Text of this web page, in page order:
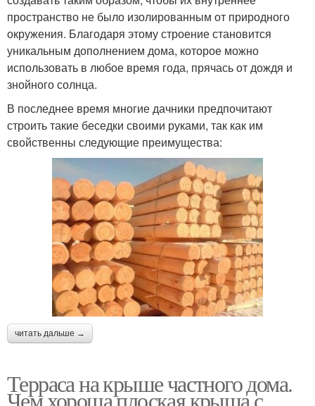
пространство не было изолированным от природного
окружения. Благодаря этому строение становится
уникальным дополнением дома, которое можно
использовать в любое время года, прячась от дождя и
знойного солнца.
В последнее время многие дачники предпочитают
строить такие беседки своими руками, так как им
свойственны следующие преимущества:
читать дальше →
Терраса на крыше частного дома.